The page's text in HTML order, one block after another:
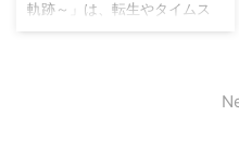
く描かれていた出来事や登場
る？
軌跡～」は、転生やタイムス
リップの要素を取り入れた中